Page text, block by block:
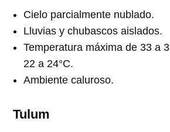
Cielo parcialmente nublado.
Lluvias y chubascos aislados.
Temperatura máxima de 33 a
22 a 24°C.
Ambiente caluroso.
Tulum